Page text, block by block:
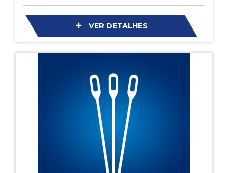
VER DETALHES